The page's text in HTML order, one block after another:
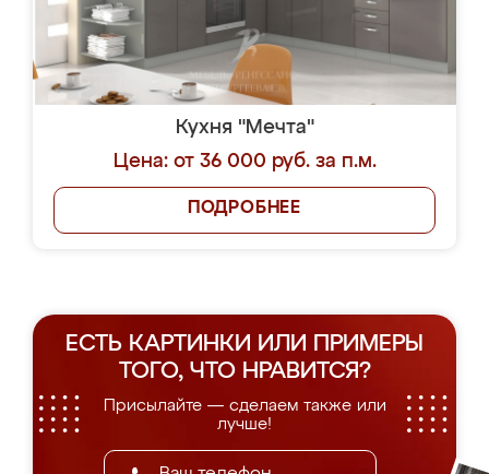
Кухня "Мечта"
Цена: от 36 000 руб. за п.м.
ПОДРОБНЕЕ
ЕСТЬ КАРТИНКИ ИЛИ ПРИМЕРЫ
ТОГО, ЧТО НРАВИТСЯ?
Присылайте — сделаем также или
лучше!